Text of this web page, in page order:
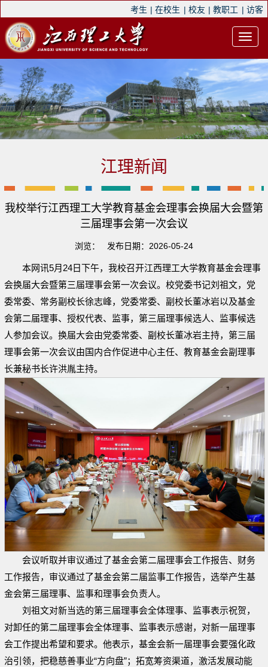
考生 | 在校生 | 校友 | 教职工 | 访客
江理新闻
我校举行江西理工大学教育基金会理事会换届大会暨第
三届理事会第一次会议
浏览： 发布日期：2026-05-24
本网讯5月24日下午，我校召开江西理工大学教育基金会理事
会换届大会暨第三届理事会第一次会议。校党委书记刘祖文，党
委常委、常务副校长徐志峰，党委常委、副校长董冰岩以及基金
会第二届理事、授权代表、监事，第三届理事候选人、监事候选
人参加会议。换届大会由党委常委、副校长董冰岩主持，第三届
理事会第一次会议由国内合作促进中心主任、教育基金会副理事
长兼秘书长许洪胤主持。
会议听取并审议通过了基金会第二届理事会工作报告、财务
工作报告，审议通过了基金会第二届监事工作报告，选举产生基
金会第三届理事、监事和理事会负责人。
刘祖文对新当选的第三届理事会全体理事、监事表示祝贺，
对卸任的第二届理事会全体理事、监事表示感谢，对新一届理事
会工作提出希望和要求。他表示，基金会新一届理事会要强化政
治引领，把稳慈善事业“方向盘”；拓宽筹资渠道，激活发展动能